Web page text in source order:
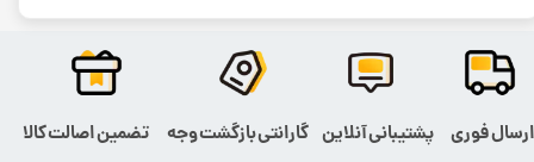
ارسال فوری پشتیبانی آنلاین گارانتی بازگشت وجه تضمین اصالت کالا